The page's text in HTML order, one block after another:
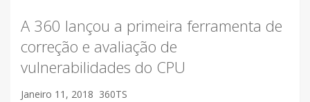
A 360 lançou a primeira ferramenta de
correção e avaliação de
vulnerabilidades do CPU
Janeiro 11, 2018 360TS